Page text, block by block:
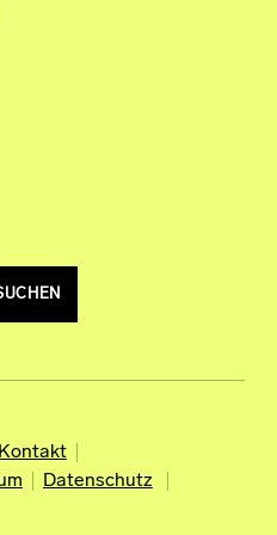
Kontakt
Datenschutz